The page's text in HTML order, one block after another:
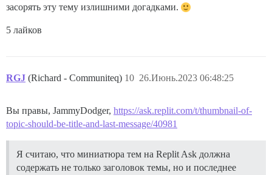
засорять эту тему излишними догадками.
5 лайков
RGJ (Richard - Communiteq) 26.Июнь.2023 06:48:25
10
Вы правы, JammyDodger, https://ask.replit.com/t/thumbnail-of-
topic-should-be-title-and-last-message/40981
Я считаю, что миниатюра тем на Replit Ask должна
содержать не только заголовок темы, но и последнее